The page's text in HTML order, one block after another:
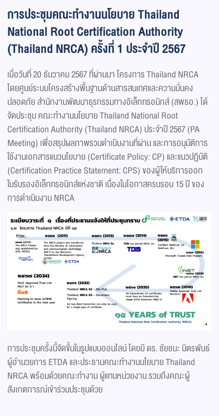
การประชุมคณะทำงานนโยบาย Thailand
National Root Certification Authority
(Thailand NRCA) ครั้งที่ 1 ประจำปี 2567
เมื่อวันที่ 20 ธันวาคม 2567 ที่ผ่านมา โครงการ Thailand NRCA
โดยศูนย์ระบบโครงสร้างพื้นฐานด้านสารสนเทศและความมั่นคง
ปลอดภัย สำนักงานพัฒนาธุรกรรมทางอิเล็กทรอนิกส์ (สพธอ.) ได้
จัดประชุม คณะทำงานนโยบาย Thailand National Root
Certification Authority (Thailand NRCA) ประจำปี 2567 (PA
Meeting) เพื่อสรุปผลภาพรวมดำเนินงานที่ผ่าน และการอนุมัติการ
ใช้งานเอกสารแนวนโยบาย (Certificate Policy: CP) และแนวปฏิบัติ
(Certification Practice Statement: CPS) ของผู้ให้บริการออก
ใบรับรองอิเล็กทรอนิกส์แห่งชาติ เนื่องในโอกาสครบรอบ 15 ปี ของ
การดำเนินงาน NRCA
การประชุมครั้งนี้จัดขึ้นในรูปแบบออนไลน์ โดยมี ดร. ชัยชนะ มิตรพันธ์
ผู้อำนวยการ ETDA และประธานคณะทำงานนโยบาย Thailand
NRCA พร้อมด้วยคณะทำงาน ผู้แทนหน่วยงาน รวมถึงคณะผู้
สังเกตการณ์เข้าร่วมประชุมด้วย